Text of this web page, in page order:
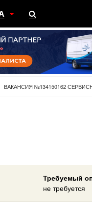
ВАКАНСИЮ
ВАКАНСИЯ №134150162
Требуемый
не требуется